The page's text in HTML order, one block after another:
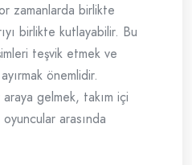
zamanlarda birlikte
birlikte kutlayabilir. Bu
teşvik etmek ve
önemlidir.
gelmek, takım içi
arasında